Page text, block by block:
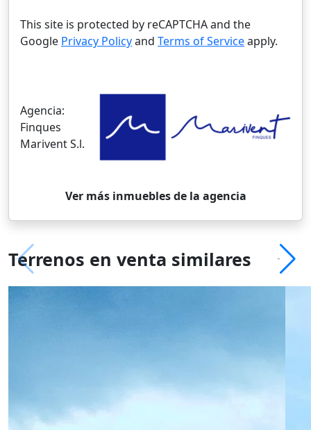
This site is protected by reCAPTCHA and the
Google Privacy Policyand Terms of Serviceapply.
Agencia:
Finques
Marivent S.l.
Ver más inmuebles de la agencia
Terrenos en venta similares